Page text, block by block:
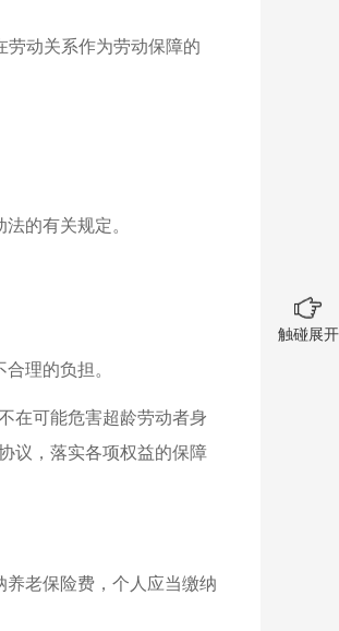
劳动关系作为劳动保障的
的有关规定。
理的负担。
在可能危害超龄劳动者身
议，落实各项权益的保障
老保险费，个人应当缴纳
触碰展开